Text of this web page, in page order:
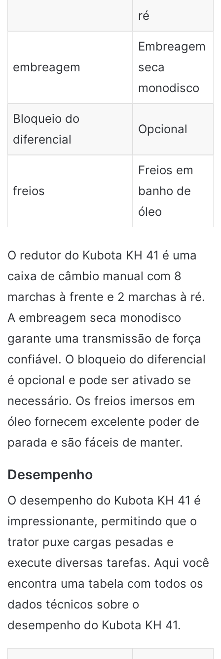
ré
embreagem
Embreagem
seca
monodisco
Bloqueio do
diferencial
Opcional
freios
Freios em
banho de
óleo
O redutor do Kubota KH 41 é uma
caixa de câmbio manual com 8
marchas à frente e 2 marchas à ré.
A embreagem seca monodisco
garante uma transmissão de força
confiável. O bloqueio do diferencial
é opcional e pode ser ativado se
necessário. Os freios imersos em
óleo fornecem excelente poder de
parada e são fáceis de manter.
Desempenho
O desempenho do Kubota KH 41 é
impressionante, permitindo que o
trator puxe cargas pesadas e
execute diversas tarefas. Aqui você
encontra uma tabela com todos os
dados técnicos sobre o
desempenho do Kubota KH 41.